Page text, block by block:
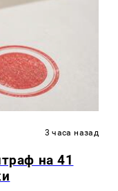
3 часа назад
на 41